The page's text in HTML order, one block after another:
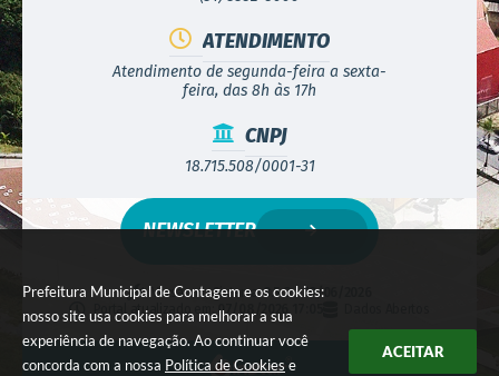
Prefeitura Municipal de Contagem e os cookies:
nosso site usa cookies para melhorar a sua
experiência de navegação. Ao continuar você
concorda com a nossa Política de Cookies e
ACEITAR
ATENDIMENTO
Atendimento de segunda-feira a sexta-
feira, das 8h às 17h
CNPJ
18.715.508/0001-31
Versão do Sistema:3.5.3 - 19/06/2026
Portal atualizado em:
07/08/2026 17:05
NEWSLETTER